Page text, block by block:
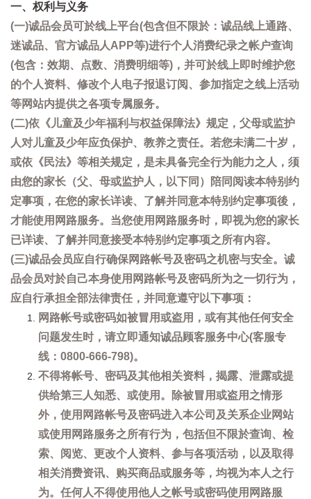
一、权利与义务
(一)诚品会员可於线上平台(包含但不限於：诚品线上通路、
迷诚品、官方诚品人APP等)进行个人消费纪录之帐户查询
(包含：效期、点数、消费明细等)，并可於线上即时维护您
的个人资料、修改个人电子报退订阅、参加指定之线上活动
等网站内提供之各项专属服务。
(二)依《儿童及少年福利与权益保障法》规定，父母或监护
人对儿童及少年应负保护、教养之责任。若您未满二十岁，
或依《民法》等相关规定，是未具备完全行为能力之人，须
由您的家长（父、母或监护人，以下同）陪同阅读本特别约
定事项，在您的家长详读、了解并同意本特别约定事项後，
才能使用网路服务。当您使用网路服务时，即视为您的家长
已详读、了解并同意接受本特别约定事项之所有内容。
(三)诚品会员应自行确保网路帐号及密码之机密与安全。诚
品会员对於自己本身使用网路帐号及密码所为之一切行为，
应自行承担全部法律责任，并同意遵守以下事项：
网路帐号或密码如被冒用或盗用，或有其他任何安全
问题发生时，请立即通知诚品顾客服务中心(客服专
线：0800-666-798)。
不得将帐号、密码及其他相关资料，揭露、泄露或提
供给第三人知悉、或使用。除被冒用或盗用之情形
外，使用网路帐号及密码进入本公司及关系企业网站
或使用网路服务之所有行为，包括但不限於查询、检
索、阅览、更改个人资料、参与各项活动，以及取得
相关消费资讯、购买商品或服务等，均视为本人之行
为。任何人不得使用他人之帐号或密码使用网路服